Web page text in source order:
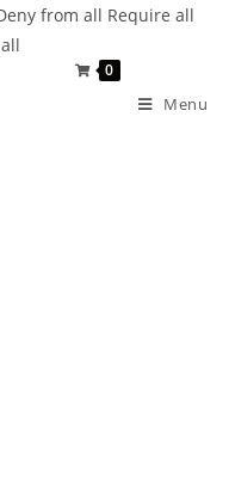
from all Require all
0
Menu